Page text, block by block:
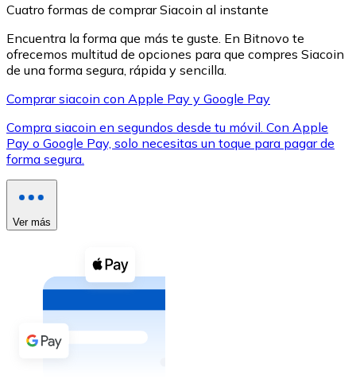
XRP
XRP
Ver todo
Compra criptomonedas con efectivo en tu tienda más
Comprar con efectivo
Transferencia SEPA
Cuatro formas de comprar Siacoin al instante
Encuentra la forma que más te guste. En Bitnovo te
ofrecemos multitud de opciones para que compres Siacoin
de una forma segura, rápida y sencilla.
Comprar siacoin con Apple Pay y Google Pay
Compra siacoin en segundos desde tu móvil. Con Apple
Pay o Google Pay, solo necesitas un toque para pagar de
forma segura.
Ver más